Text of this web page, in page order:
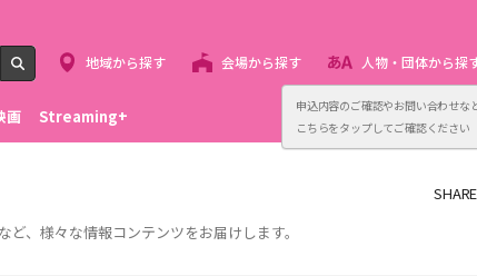
申込内容のご確認やお問い合わせな
こちらをタップしてご確認ください
検索
地域から探す 会場から探す 人物・団体から探
画 Streaming+ 主催
、様々な情報コンテンツをお届けします。
SHARE